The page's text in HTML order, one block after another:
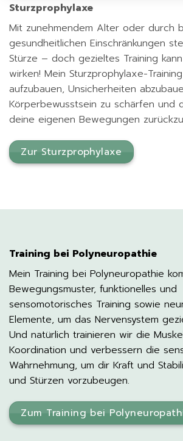
Sturzprophylaxe
Mit zunehmendem Alter oder durch
gesundheitlichen Einschränkungen
Stürze – doch gezieltes Training
wirken! Mein Sturzprophylaxe-
aufzubauen, Unsicherheiten
Körperbewusstsein zu schärfen und
deine eigenen Bewegungen
Zur Sturzprophylaxe
Training bei Polyneuropathie
Mein Training bei Polyneuropathie
Bewegungsmuster, funktionelles und
sensomotorisches Training sowie
Elemente, um das Nervensystem
Und natürlich trainieren wir die
Koordination und verbessern die
Wahrnehmung, um dir Kraft und
und Stürzen vorzubeugen.
Zum Training bei